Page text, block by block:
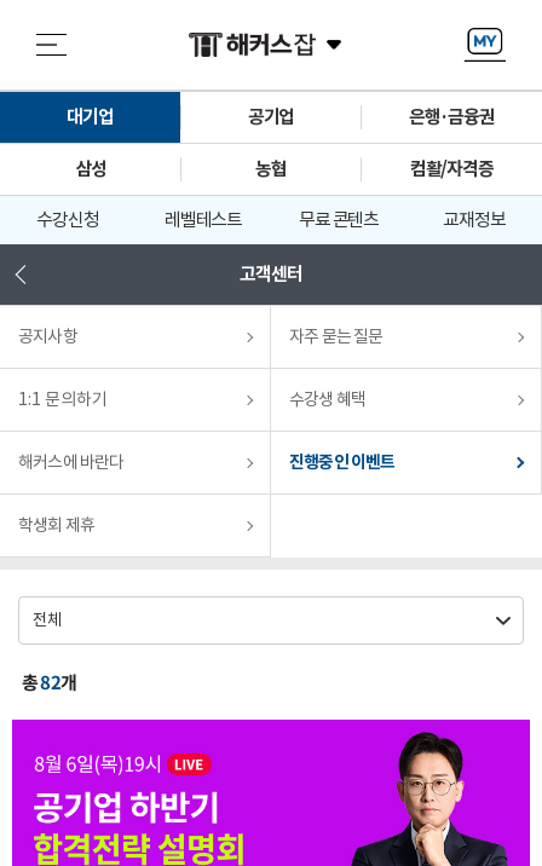
대기업 공기업 은행·금융권
삼성 농협 컴활/자격증
수강신청 레벨테스트 무료 콘텐츠 교재정보
고객센터
공지사항 자주 묻는 질문
1:1 문의하기 수강생 혜택
해커스에 바란다 진행중인 이벤트
학생회 제휴
총82개